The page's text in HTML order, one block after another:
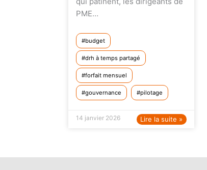
PME…
budget
drh à temps partagé
forfait mensuel
gouvernance pilotage
14 janvier 2026 Lire la suite »